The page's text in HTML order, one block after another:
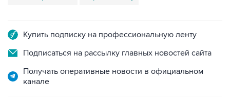
Купить подписку на профессиональную ленту
Подписаться на рассылку главных новостей сайта
Получать оперативные новости в официальном
канале